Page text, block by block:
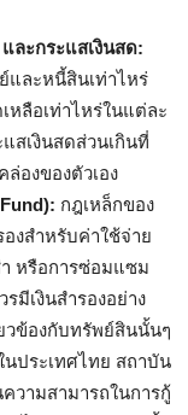
ละกระแสเงินสด:
ละหนี้สินเท่าไหร่
ลือเท่าไหร่ในแต่ละ
สเงินสดส่วนเกินที่
องของตัวเอง
กฎเหล็กของ
งสำหรับค่าใช้จ่าย
หรือการซ่อมแซม
มีเงินสำรองอย่าง
วข้องกับทรัพย์สินนั้นๆ
นประเทศไทย สถาบัน
วามสามารถในการกู้